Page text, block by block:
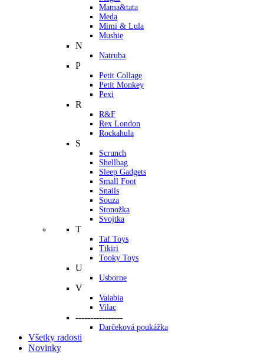
Mama&tata
Meda
Mimi & Lula
Mushie
N
Natruba
P
Petit Collage
Petit Monkey
Pexi
R
R&F
Rex London
Rockahula
S
Scrunch
Shellbag
Sleep Gadgets
Small Foot
Snails
Souza
Stonožka
Svojtka
T
Taf Toys
Tikiri
Tooky Toys
U
Usborne
V
Valabia
Vilac
----------------
Darčeková poukážka
Všetky radosti
Novinky